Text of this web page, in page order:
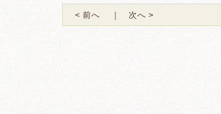
< 前へ ｜ 次へ >